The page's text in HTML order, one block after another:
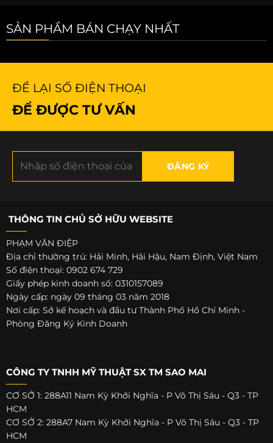
SẢN PHẨM BÁN CHẠY NHẤT
ĐỂ LẠI SỐ ĐIỆN THOẠI
ĐỂ ĐƯỢC TƯ VẤN
THÔNG TIN CHỦ SỞ HỮU WEBSITE
PHẠM VĂN ĐIỆP
Địa chỉ thường trú: Hải Minh, Hải Hậu, Nam Định, Việt Nam
Số điện thoại: 0902 674 729
Giấy phép kinh doanh số: 0310157089
Ngày cấp: ngày 09 tháng 03 năm 2018
Nơi cấp: Sở kế hoạch và đầu tư Thành Phố Hồ Chí Minh -
Phòng Đăng Ký Kinh Doanh
CÔNG TY TNHH MỸ THUẬT SX TM SAO MAI
CƠ SỞ 1: 288A11 Nam Kỳ Khởi Nghĩa - P Võ Thị Sáu - Q3 - TP
HCM
CƠ SỞ 2: 288A7 Nam Kỳ Khởi Nghĩa - P Võ Thị Sáu - Q3 - TP
HCM